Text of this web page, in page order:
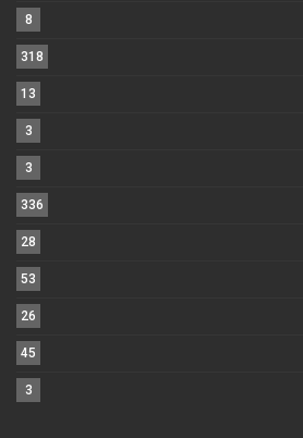
8
318
13
3
3
336
28
53
26
45
3